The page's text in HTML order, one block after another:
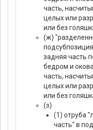
часть,
целых или
или без
(ж)
задняя часть
бедром и
часть,
целых или
или без
(з)
(1) отруба
часть" в